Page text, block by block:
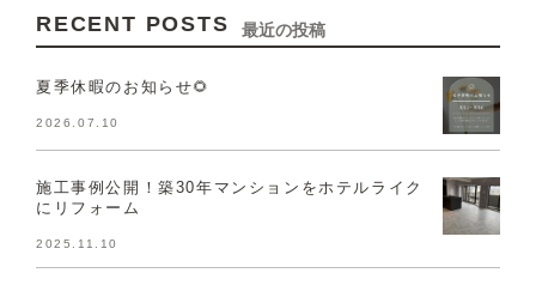
RECENT POSTS 最近の投稿
夏季休暇のお知らせ🌻
2026.07.10
施工事例公開！築30年マンションをホテルライク
にリフォーム
2025.11.10